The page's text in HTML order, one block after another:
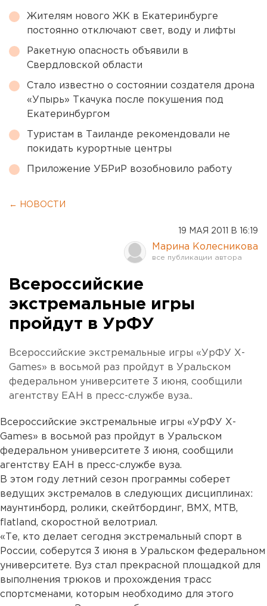
Жителям нового ЖК в Екатеринбурге
постоянно отключают свет, воду и лифты
Ракетную опасность объявили в
Свердловской области
Стало известно о состоянии создателя дрона
«Упырь» Ткачука после покушения под
Екатеринбургом
Туристам в Таиланде рекомендовали не
покидать курортные центры
Приложение УБРиР возобновило работу
← НОВОСТИ
19 МАЯ 2011 В 16:19
Марина Колесникова
Всероссийские
экстремальные игры
пройдут в УрФУ
Всероссийские экстремальные игры «УрФУ Х-
Games» в восьмой раз пройдут в Уральском
федеральном университете 3 июня, сообщили
агентству ЕАН в пресс-службе вуза..
Всероссийские экстремальные игры «УрФУ Х-
Games» в восьмой раз пройдут в Уральском
федеральном университете 3 июня, сообщили
агентству ЕАН в пресс-службе вуза.
В этом году летний сезон программы соберет
ведущих экстремалов в следующих дисциплинах:
маунтинборд, ролики, скейтбординг, BMX, МТВ,
flatland, скоростной велотриал.
«Те, кто делает сегодня экстремальный спорт в
России, соберутся 3 июня в Уральском федеральном
университете. Вуз стал прекрасной площадкой для
выполнения трюков и прохождения трасс
спортсменами, которым необходимо для этого